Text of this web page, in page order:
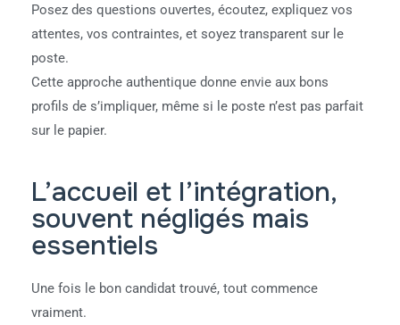
Posez des questions ouvertes, écoutez, expliquez vos
attentes, vos contraintes, et soyez transparent sur le
poste.
Cette approche authentique donne envie aux bons
profils de s’impliquer, même si le poste n’est pas parfait
sur le papier.
L’accueil et l’intégration,
souvent négligés mais
essentiels
Une fois le bon candidat trouvé, tout commence
vraiment.